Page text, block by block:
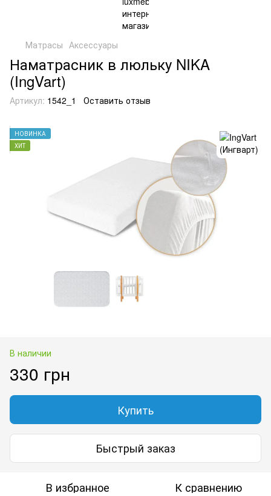
Матрасы Аксессуары
Наматрасник в люльку NIKA
(IngVart)
Артикул: 1542_1 Оставить отзыв
НОВИНКА
ХИТ
В наличии
330 грн
Купить
Быстрый заказ
В избранное К сравнению